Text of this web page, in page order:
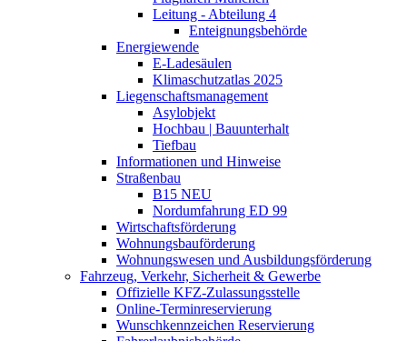
Leitung - Abteilung 4
Enteignungsbehörde
Energiewende
E-Ladesäulen
Klimaschutzatlas 2025
Liegenschaftsmanagement
Asylobjekt
Hochbau | Bauunterhalt
Tiefbau
Informationen und Hinweise
Straßenbau
B15 NEU
Nordumfahrung ED 99
Wirtschaftsförderung
Wohnungsbauförderung
Wohnungswesen und Ausbildungsförderung
Fahrzeug, Verkehr, Sicherheit & Gewerbe
Offizielle KFZ-Zulassungsstelle
Online-Terminreservierung
Wunschkennzeichen Reservierung